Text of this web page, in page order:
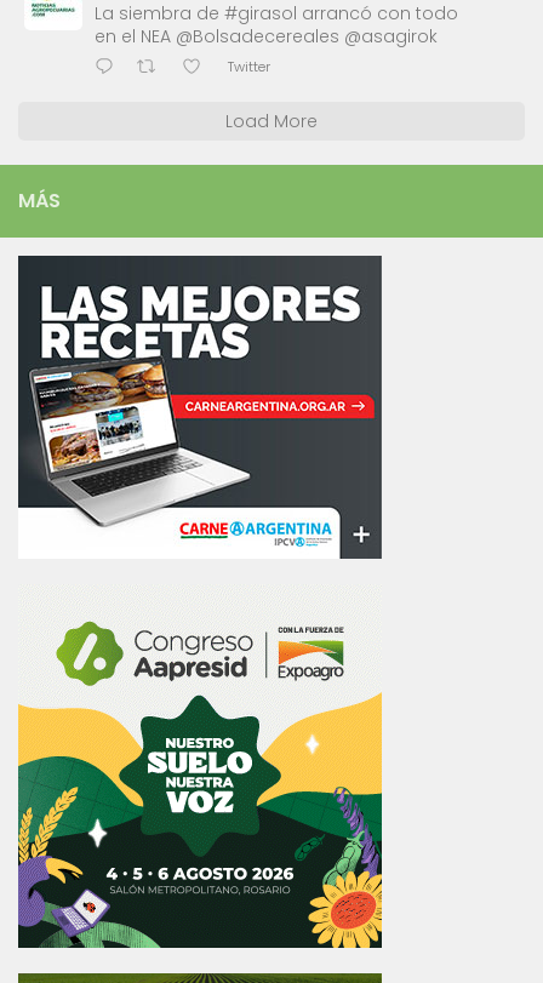
La siembra de #girasol arrancó con todo
en el NEA @Bolsadecereales @asagirok
Twitter
Load More
MÁS